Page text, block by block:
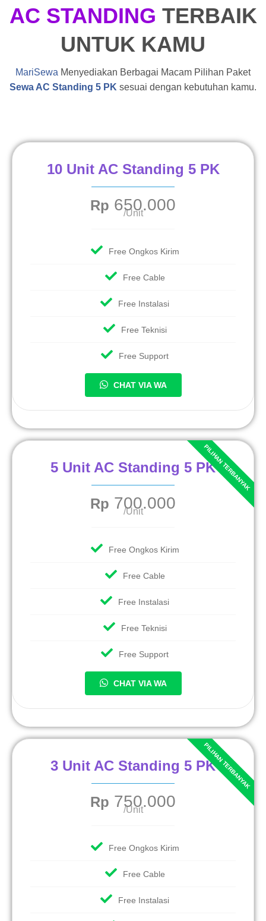
AC STANDING TERBAIK
UNTUK KAMU
MariSewa Menyediakan Berbagai Macam Pilihan Paket
Sewa AC Standing 5 PK sesuai dengan kebutuhan kamu.
10 Unit AC Standing 5 PK
Rp 650.000
/Unit
Free Ongkos Kirim
Free Cable
Free Instalasi
Free Teknisi
Free Support
CHAT VIA WA
5 Unit AC Standing 5 PK
Rp 700.000
/Unit
Free Ongkos Kirim
Free Cable
Free Instalasi
Free Teknisi
Free Support
CHAT VIA WA
3 Unit AC Standing 5 PK
Rp 750.000
/Unit
Free Ongkos Kirim
Free Cable
Free Instalasi